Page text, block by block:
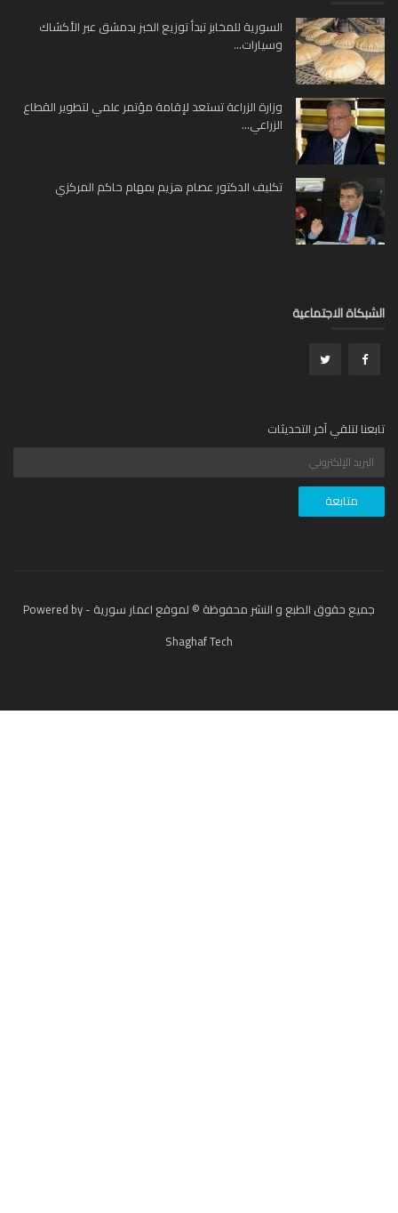
السورية للمخابز تبدأ توزيع الخبز بدمشق عبر الأكشاك
وسيارات...
وزارة الزراعة تستعد لإقامة مؤتمر علمي لتطوير القطاع
الزراعي...
تكليف الدكتور عصام هزيم بمهام حاكم المركزي
الاجتماعية
لتلقي آخر التحديثات
جميع حقوق الطبع و النشر محفوظة © لموقع اعمار سورية - Powered by
Shaghaf Tech